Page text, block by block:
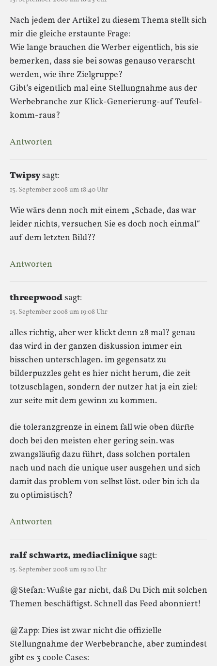
Nach jedem der Artikel zu diesem Thema stellt sich
mir die gleiche erstaunte Frage:
Wie lange brauchen die Werber eigentlich, bis sie
bemerken, dass sie bei sowas genauso verarscht
werden, wie ihre Zielgruppe?
Gibt’s eigentlich mal eine Stellungnahme aus der
Werbebranche zur Klick-Generierung-auf Teufel-
komm-raus?
Antworten
Twipsysagt:
15. September 2008 um 18:40 Uhr
Wie wärs denn noch mit einem „Schade, das war
leider nichts, versuchen Sie es doch noch einmal“
auf dem letzten Bild??
Antworten
threepwoodsagt:
15. September 2008 um 19:08 Uhr
alles richtig, aber wer klickt denn 28 mal? genau
das wird in der ganzen diskussion immer ein
bisschen unterschlagen. im gegensatz zu
bilderpuzzles geht es hier nicht herum, die zeit
totzuschlagen, sondern der nutzer hat ja ein ziel:
zur seite mit dem gewinn zu kommen.
die toleranzgrenze in einem fall wie oben dürfte
doch bei den meisten eher gering sein. was
zwangsläufig dazu führt, dass solchen portalen
nach und nach die unique user ausgehen und sich
damit das problem von selbst löst. oder bin ich da
zu optimistisch?
Antworten
ralf schwartz, mediacliniquesagt:
15. September 2008 um 19:10 Uhr
@Stefan: Wußte gar nicht, daß Du Dich mit solchen
Themen beschäftigst. Schnell das Feed abonniert!
@Zapp: Dies ist zwar nicht die offizielle
Stellungnahme der Werbebranche, aber zumindest
gibt es 3 coole Cases: